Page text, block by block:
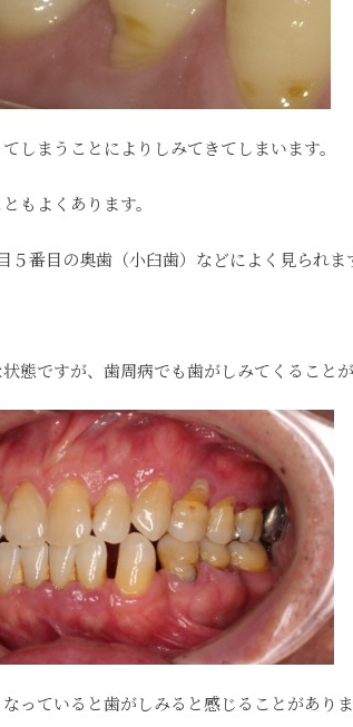
しまうことによりしみてきてしまいます。
もよくあります。
番目の奥歯（小臼歯）などによく見られま
態ですが、歯周病でも歯がしみてくることが
っていると歯がしみると感じることがありま